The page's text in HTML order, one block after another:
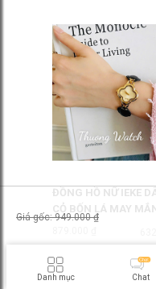
Giá gốc: 949.000 ₫
ĐỒNG HỒ NỮ IEKE
CỎ BỐN LÁ MAY
ĐEN ĐHĐ48701
Danh mục Chat